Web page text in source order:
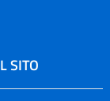
SITO